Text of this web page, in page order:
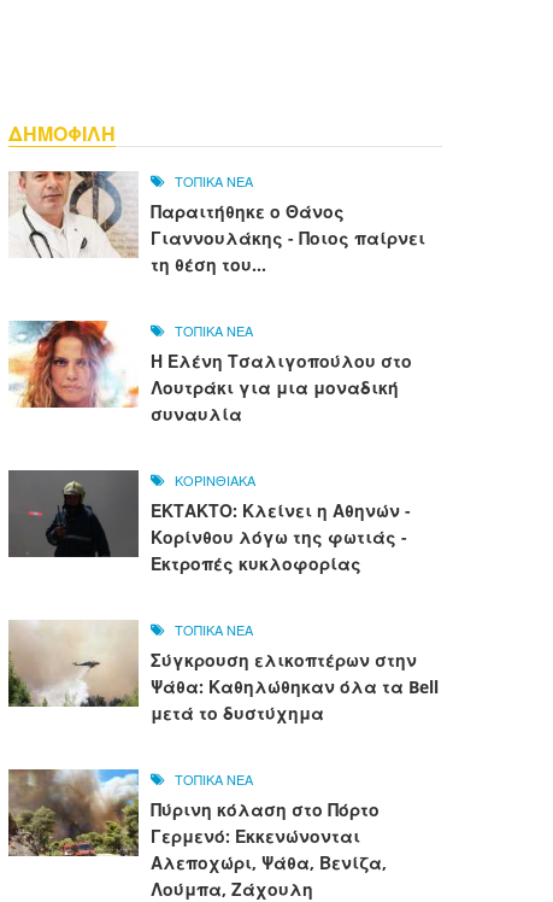
ΔΗΜΟΦΙΛΗ
ΤΟΠΙΚΑ ΝΕΑ
Παραιτήθηκε ο Θάνος
Γιαννουλάκης - Ποιος παίρνει
τη θέση του...
ΤΟΠΙΚΑ ΝΕΑ
Η Ελένη Τσαλιγοπούλου στο
Λουτράκι για μια μοναδική
συναυλία
ΚΟΡΙΝΘΙΑΚΑ
ΕΚΤΑΚΤΟ: Κλείνει η Αθηνών -
Κορίνθου λόγω της φωτιάς -
Εκτροπές κυκλοφορίας
ΤΟΠΙΚΑ ΝΕΑ
Σύγκρουση ελικοπτέρων στην
Ψάθα: Καθηλώθηκαν όλα τα Bell
μετά το δυστύχημα
ΤΟΠΙΚΑ ΝΕΑ
Πύρινη κόλαση στο Πόρτο
Γερμενό: Εκκενώνονται
Αλεποχώρι, Ψάθα, Βενίζα,
Λούμπα, Ζάχουλη